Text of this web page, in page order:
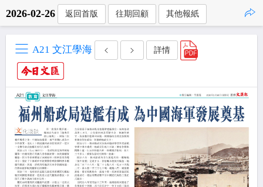
2026-02-26 返回首版 往期回顧 其他報紙
A21 文江學海 詳情
點擊複製